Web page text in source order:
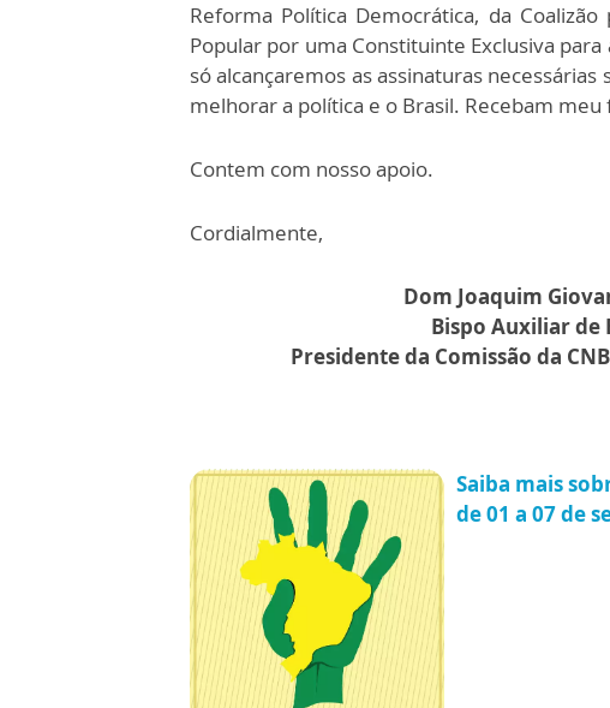
Reforma Política Democrática, da
Popular por uma Constituinte Exclusiva
só alcançaremos as assinaturas
melhorar a política e o Brasil. Recebam
Contem com nosso apoio.
Cordialmente,
Dom Joaquim
Bispo Auxiliar de
Presidente da Comissão da
Saiba mais
de 01 a 07 de